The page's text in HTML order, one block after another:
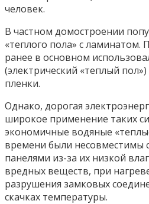
человек.
В частном домостроении
«теплого пола» с ламинатом.
ранее в основном
(электрический «теплый
пленки.
Однако, дорогая
широкое применение таких
экономичные водяные
времени были несовместимы
панелями из-за их низкой
вредных веществ, при
разрушения замковых
скачках температуры.